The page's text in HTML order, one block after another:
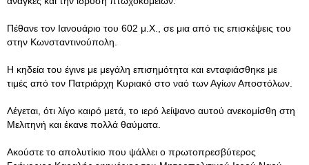
Πέθανε τον Ιανουάριο του 602 μ.Χ., σε μια από τις επισκέψεις του
στην Κωνσταντινούπολη.
Η κηδεία του έγινε με μεγάλη επισημότητα και ενταφιάσθηκε με
τιμές από τον Πατριάρχη Κυριακό στο ναό των Αγίων Αποστόλων.
Λέγεται, ότι λίγο καιρό μετά, το ιερό λείψανο αυτού ανεκομίσθη στη
Μελιτηνή και έκανε πολλά θαύματα.
Ακούστε το απολυτίκιο που ψάλλει ο πρωτοπρεσβύτερος